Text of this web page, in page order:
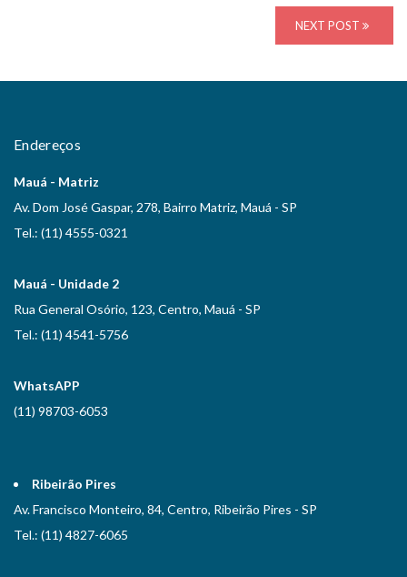
NEXT POST
Endereços
Mauá - Matriz
Av. Dom José Gaspar, 278, Bairro Matriz, Mauá - SP
Tel.: (11) 4555-0321
Mauá - Unidade 2
Rua General Osório, 123, Centro, Mauá - SP
Tel.: (11) 4541-5756
WhatsAPP
(11) 98703-6053
Ribeirão Pires
Av. Francisco Monteiro, 84, Centro, Ribeirão Pires - SP
Tel.: (11) 4827-6065